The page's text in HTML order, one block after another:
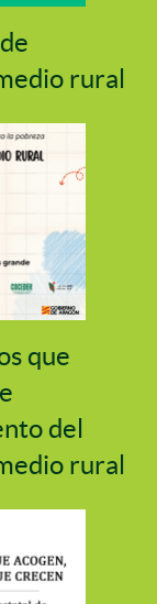
rural
que
del
rural